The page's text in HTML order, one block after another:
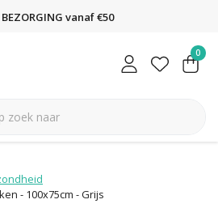
vanaf €50
0
- 100x75cm - Grijs